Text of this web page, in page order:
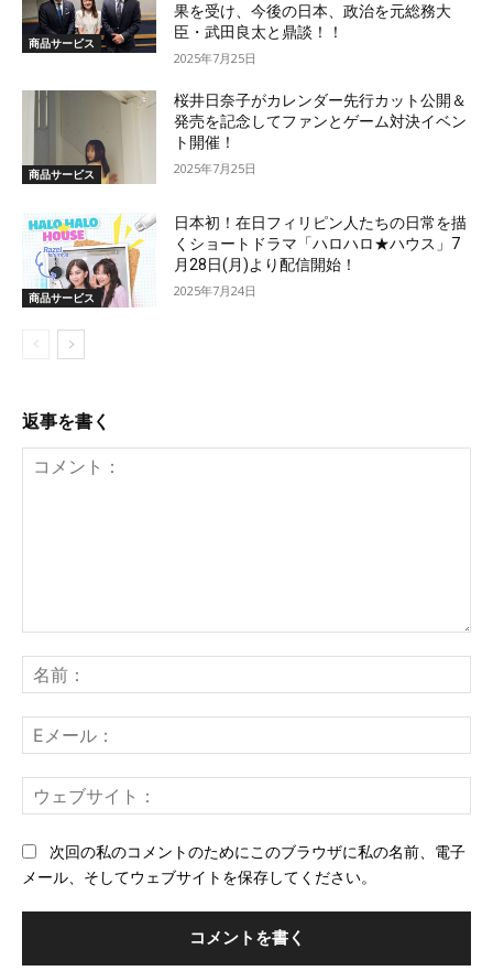
商品サービス
果を受け、今後の日本、政治を元総務大
臣・武田良太と鼎談！！
2025年7月25日
商品サービス
桜井日奈子がカレンダー先行カット公開＆
発売を記念してファンとゲーム対決イベン
ト開催！
2025年7月25日
商品サービス
日本初！在日フィリピン人たちの日常を描
くショートドラマ「ハロハロ★ハウス」7
月28日(月)より配信開始！
2025年7月24日
返事を書く
ン
ト：
前
メ
ー
ェ
次回の私のコメントのためにこのブラウザに私の名前、電子
メール、そしてウェブサイトを保存してください。